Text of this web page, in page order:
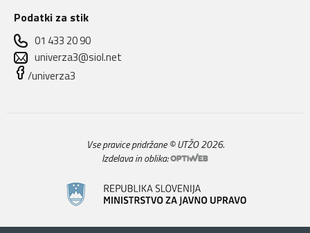
Podatki za stik
01 433 20 90
univerza3@siol.net
/univerza3
Vse pravice pridržane © UTŽO 2026.
Izdelava in oblika: